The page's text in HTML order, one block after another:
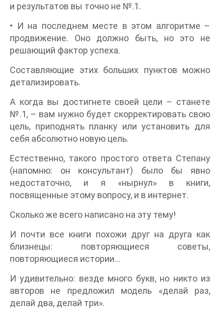
и результатов вы точно не №.1.
• И на последнем месте в этом алгоритме –
продвижение. Оно должно быть, но это не
решающий фактор успеха.
Составляющие этих больших пунктов можно
детализировать.
А когда вы достигнете своей цели – станете
№.1, – вам нужно будет скорректировать свою
цель, приподнять планку или установить для
себя абсолютно новую цель.
Естественно, такого простого ответа Степану
(напомню: он консультант) было бы явно
недостаточно, и я «нырнул» в книги,
посвященные этому вопросу, и в интернет.
Сколько же всего написано на эту тему!
И почти все книги похожи друг на друга как
близнецы: повторяющиеся советы,
повторяющиеся истории…
И удивительно: везде много букв, но никто из
авторов не предложил модель «делай раз,
делай два, делай три».